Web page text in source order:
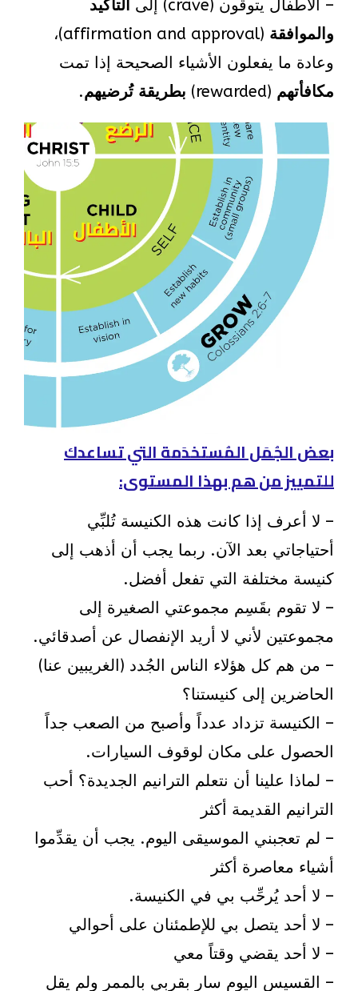
– الأطفال يتوقون (crave) إلى
التأكيد
والموافقة
(affirmation and approval)،
وعادة ما يفعلون الأشياء الصحيحة إذا تمت
مكافأتهم (rewarded) بطريقة تُرضيهم.
بعض الجُمَل المُستخدَمة التي تساعدك
للتمييز من هم بهذا المستوى:
– لا أعرف إذا كانت هذه الكنيسة تُلبِّي
أحتياجاتي بعد الآن. ربما يجب أن أذهب إلى
كنيسة مختلفة التي تفعل أفضل.
– لا تقوم بقَسِم مجموعتي الصغيرة إلى
مجموعتين لأني لا أريد الإنفصال عن أصدقائي.
– من هم كل هؤلاء الناس الجُدد (الغريبين عنا)
الحاضرين إلى كنيستنا؟
– الكنيسة تزداد عدداً وأصبح من الصعب جداً
الحصول على مكان لوقوف السيارات.
– لماذا علينا أن نتعلم الترانيم الجديدة؟ أحب
الترانيم القديمة أكثر
– لم تعجبني الموسيقى اليوم. يجب أن يقدِّموا
أشياء معاصرة أكثر
– لا أحد يُرحِّب بي في الكنيسة.
– لا أحد يتصل بي للإطمئنان على أحوالي
– لا أحد يقضي وقتاً معي
– القسيس اليوم سار بقربي بالممر ولم يقل